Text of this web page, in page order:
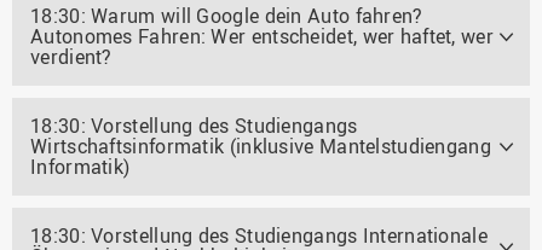
18:30: Warum will Google dein Auto fahren?
Autonomes Fahren: Wer entscheidet, wer haftet, wer
verdient?
18:30: Vorstellung des Studiengangs
Wirtschaftsinformatik (inklusive Mantelstudiengang
Informatik)
18:30: Vorstellung des Studiengangs Internationale